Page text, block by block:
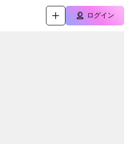
ログイン